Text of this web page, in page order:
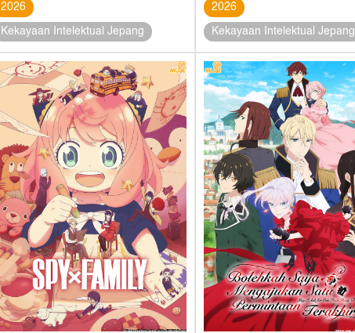
2026
Kekayaan Intelektual Jepang
2026
Kekayaan Intelektual Jepang